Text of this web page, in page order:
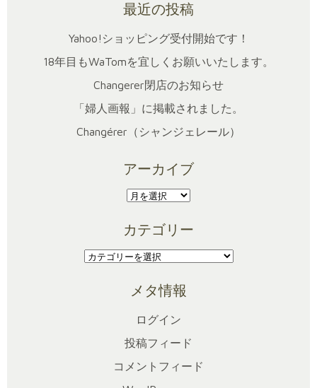
最近の投稿
Yahoo!ショッピング受付開始です！
18年目もWaTomを宜しくお願いいたします。
Changerer閉店のお知らせ
「婦人画報」に掲載されました。
Changérer（シャンジェレール）
アーカイブ
ア
カ
イ
ブ
カテゴリー
カ
メタ情報
ログイン
投稿フィード
コメントフィード